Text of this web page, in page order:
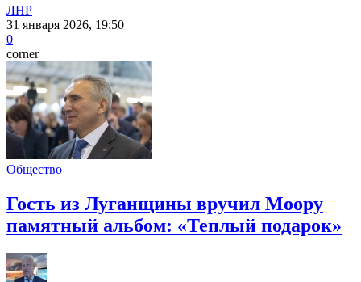
ЛНР
31 января 2026, 19:50
0
corner
Общество
Гость из Луганщины вручил Моору
памятный альбом: «Теплый подарок»